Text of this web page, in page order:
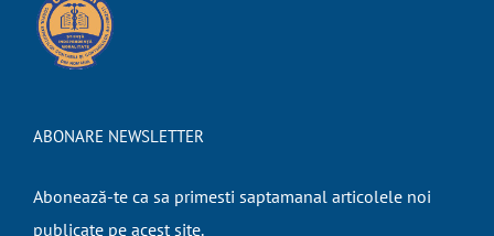
ABONARE NEWSLETTER
Abonează-te ca sa primesti saptamanal articolele noi
publicate pe acest site.